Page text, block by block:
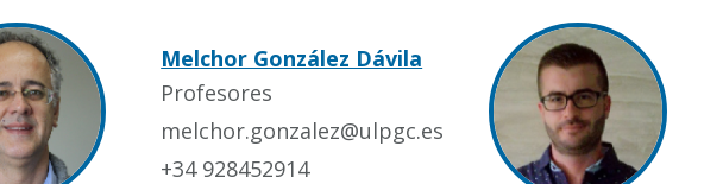
Melchor González Dávila
Profesores
melchor.gonzalez@ulpgc.es
+34 928452914